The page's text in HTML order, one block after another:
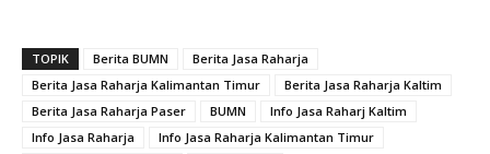
TOPIK Berita BUMN
Berita Jasa Raharja
Berita Jasa Raharja Kalimantan Timur
Berita Jasa Raharja Kaltim
Berita Jasa Raharja Paser
BUMN
Info Jasa Raharj Kaltim
Info Jasa Raharja
Info Jasa Raharja Kalimantan Timur